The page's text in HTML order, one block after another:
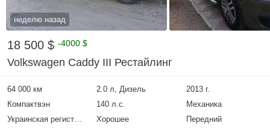
неделю назад
18 500 $ -4000 $
Volkswagen Caddy III Рестайлинг
64 000 км 2.0 л, Дизель
2013 г.
Компактвэн
140 л.с.
Механика
Украинская регистрация
Хорошее Передний